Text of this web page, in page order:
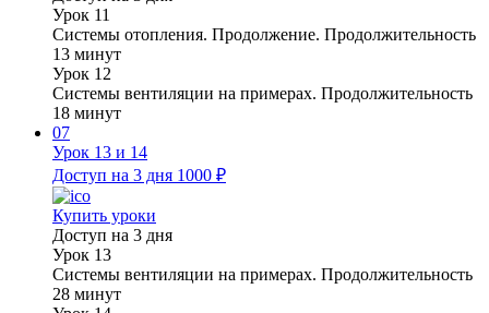
Урок 11
Системы отопления. Продолжение. Продолжительность
13 минут
Урок 12
Системы вентиляции на примерах. Продолжительность
18 минут
07
Урок 13 и 14
Доступ на 3 дня 1000 ₽
Купить уроки
Доступ на 3 дня
Урок 13
Системы вентиляции на примерах. Продолжительность
28 минут